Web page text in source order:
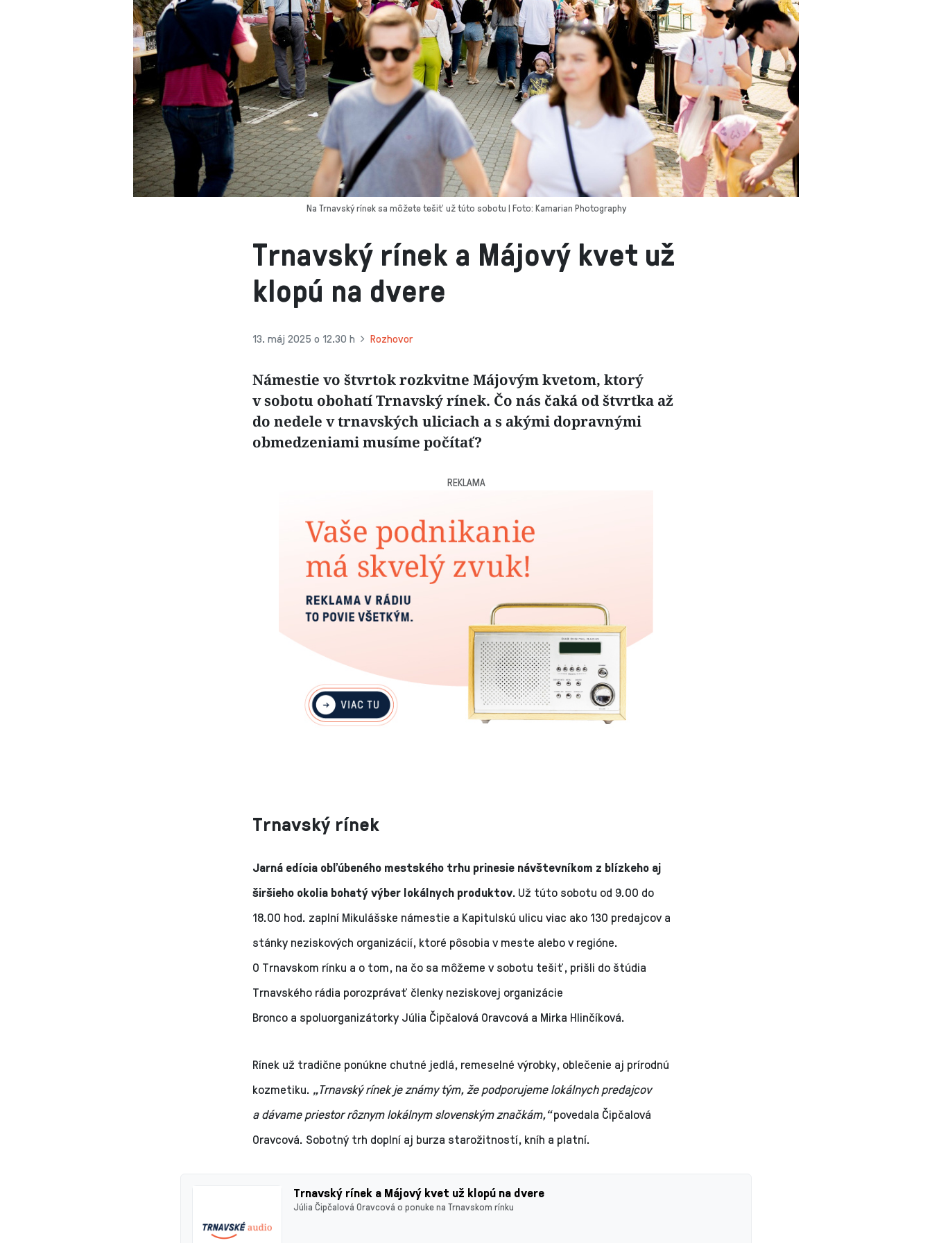
Trnavský rínek a Májový kvet už
klopú na dvere
13. máj 2025 o 12.30 h Rozhovor
Námestie vo štvrtok rozkvitne Májovým kvetom, ktorý
v sobotu obohatí Trnavský rínek. Čo nás čaká od štvrtka až
do nedele v trnavských uliciach a s akými dopravnými
obmedzeniami musíme počítať?
Na Trnavský rínek sa môžete tešiť už túto sobotu | Foto: Kamarian Photography
REKLAMA
Trnavský rínek
Jarná edícia obľúbeného mestského trhu prinesie návštevníkom z blízkeho aj
širšieho okolia bohatý výber lokálnych produktov. Už túto sobotu od 9.00 do
18.00 hod. zaplní Mikulášske námestie a Kapitulskú ulicu viac ako 130 predajcov a
stánky neziskových organizácií, ktoré pôsobia v meste alebo v regióne.
O Trnavskom rínku a o tom, na čo sa môžeme v sobotu tešiť, prišli do štúdia
Trnavského rádia porozprávať členky neziskovej organizácie
Bronco a spoluorganizátorky Júlia Čipčalová Oravcová a Mirka Hlinčíková.
Rínek už tradične ponúkne chutné jedlá, remeselné výrobky, oblečenie aj prírodnú
kozmetiku. „Trnavský rínek je známy tým, že podporujeme lokálnych predajcov
a dávame priestor rôznym lokálnym slovenským značkám,“povedala Čipčalová
Oravcová. Sobotný trh doplní aj burza starožitností, kníh a platní.
Trnavský rínek a Májový kvet už klopú na dvere
Júlia Čipčalová Oravcová o ponuke na Trnavskom rínku